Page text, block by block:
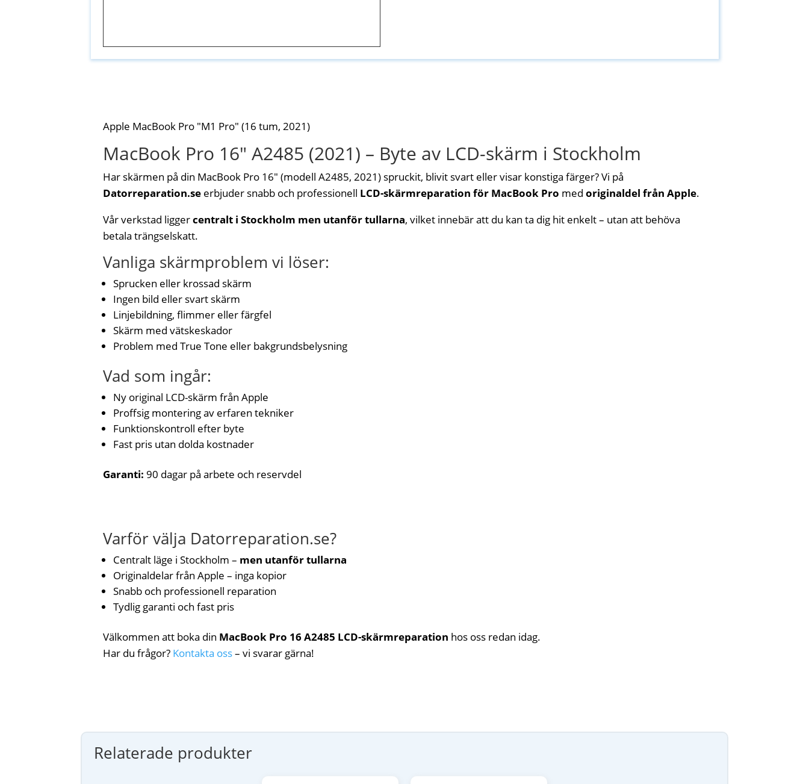
Apple MacBook Pro "M1 Pro" (16 tum, 2021)
MacBook Pro 16″ A2485 (2021) – Byte av LCD-skärm i Stockholm
Har skärmen på din MacBook Pro 16″ (modell A2485, 2021) spruckit, blivit svart eller visar konstiga färger? Vi på
Datorreparation.se erbjuder snabb och professionell LCD-skärmreparation för MacBook Pro medoriginaldel från Apple.
Vår verkstad liggercentralt i Stockholm men utanför tullarna, vilket innebär att du kan ta dig hit enkelt – utan att behöva
betala trängselskatt.
Vanliga skärmproblem vi löser:
Sprucken eller krossad skärm
Ingen bild eller svart skärm
Linjebildning, flimmer eller färgfel
Skärm med vätskeskador
Problem med True Tone eller bakgrundsbelysning
Vad som ingår:
Ny original LCD-skärm från Apple
Proffsig montering av erfaren tekniker
Funktionskontroll efter byte
Fast pris utan dolda kostnader
Garanti: 90 dagar på arbete och reservdel
Varför välja Datorreparation.se?
Centralt läge i Stockholm – men utanför tullarna
Originaldelar från Apple – inga kopior
Snabb och professionell reparation
Tydlig garanti och fast pris
Välkommen att boka din MacBook Pro 16 A2485 LCD-skärmreparation hos oss redan idag.
Har du frågor? Kontakta oss– vi svarar gärna!
Relaterade produkter